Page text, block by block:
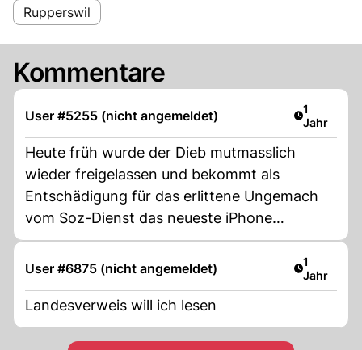
Rupperswil
Kommentare
User #5255 (nicht angemeldet) Artikel
1
Jahr
Heute früh wurde der Dieb mutmasslich
wieder freigelassen und bekommt als
Entschädigung für das erlittene Ungemach
vom Soz-Dienst das neueste iPhone
geschenkt...
User #6875 (nicht angemeldet) Artikel
1
Jahr
Landesverweis will ich lesen